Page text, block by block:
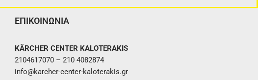
ΕΠΙΚΟΙΝΩΝΙΑ
KÄRCHER CENTER KALOTERAKIS
2104617070 – 210 4082874
info@karcher-center-kaloterakis.gr